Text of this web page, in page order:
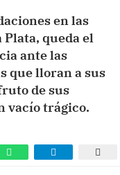
en las
Plata, queda el
ante las
que lloran a sus
de sus
vacío trágico.